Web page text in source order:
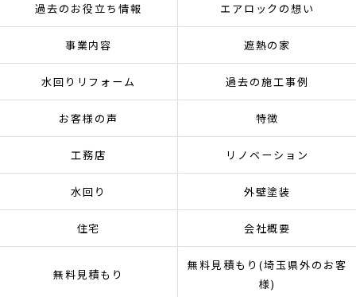
過去のお役立ち情報 エアロックの想い
事業内容 遮熱の家
水回りリフォーム 過去の施工事例
お客様の声 特徴
工務店 リノベーション
水回り 外壁塗装
住宅 会社概要
無料見積もり
無料見積もり(埼玉県外のお客
様)